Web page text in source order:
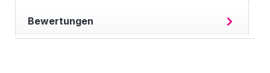
Bewertungen